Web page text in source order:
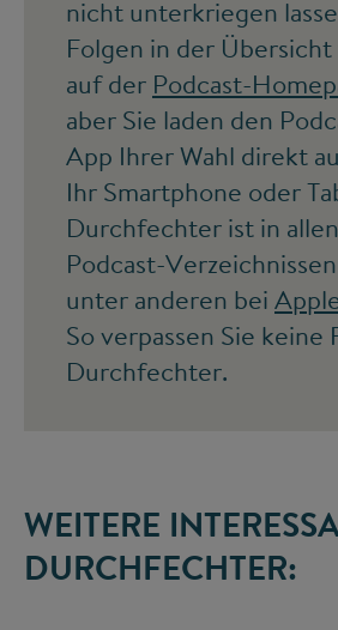
nicht unterkriegen
Folgen in der
auf der Podcast-
aber Sie laden den
App Ihrer Wahl direkt
Ihr Smartphone oder
Durchfechter ist in
Podcast-
unter anderen bei
So verpassen Sie keine
Durchfechter.
WEITERE
DURCHFECHTER: